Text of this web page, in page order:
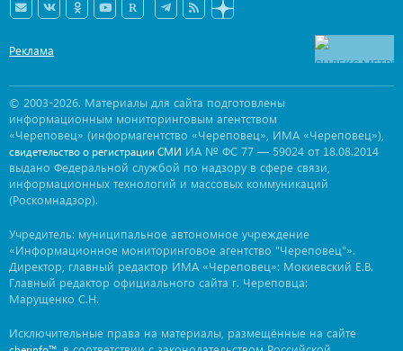
Реклама
© 2003-2026. Материалы для сайта подготовлены
информационным мониторинговым агентством
«Череповец» (информагентство «Череповец», ИМА «Череповец»),
свидетельство о регистрации СМИ ИА № ФС 77 — 59024 от 18.08.2014
выдано Федеральной службой по надзору в сфере связи,
информационных технологий и массовых коммуникаций
(Роскомнадзор).
Учредитель: муниципальное автономное учреждение
«Информационное мониторинговое агентство "Череповец"».
Директор, главный редактор ИМА «Череповец»: Мокиевский Е.В.
Главный редактор официального сайта г. Череповца:
Марущенко С.Н.
Исключительные права на материалы, размещённые на сайте